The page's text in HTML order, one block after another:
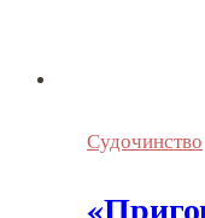
Судочинство